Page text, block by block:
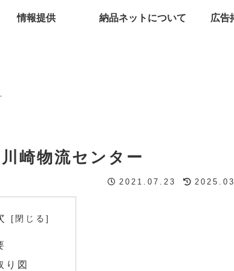
情報提供 納品ネットについて 広告
崎物流センター
2021.07.23
り図